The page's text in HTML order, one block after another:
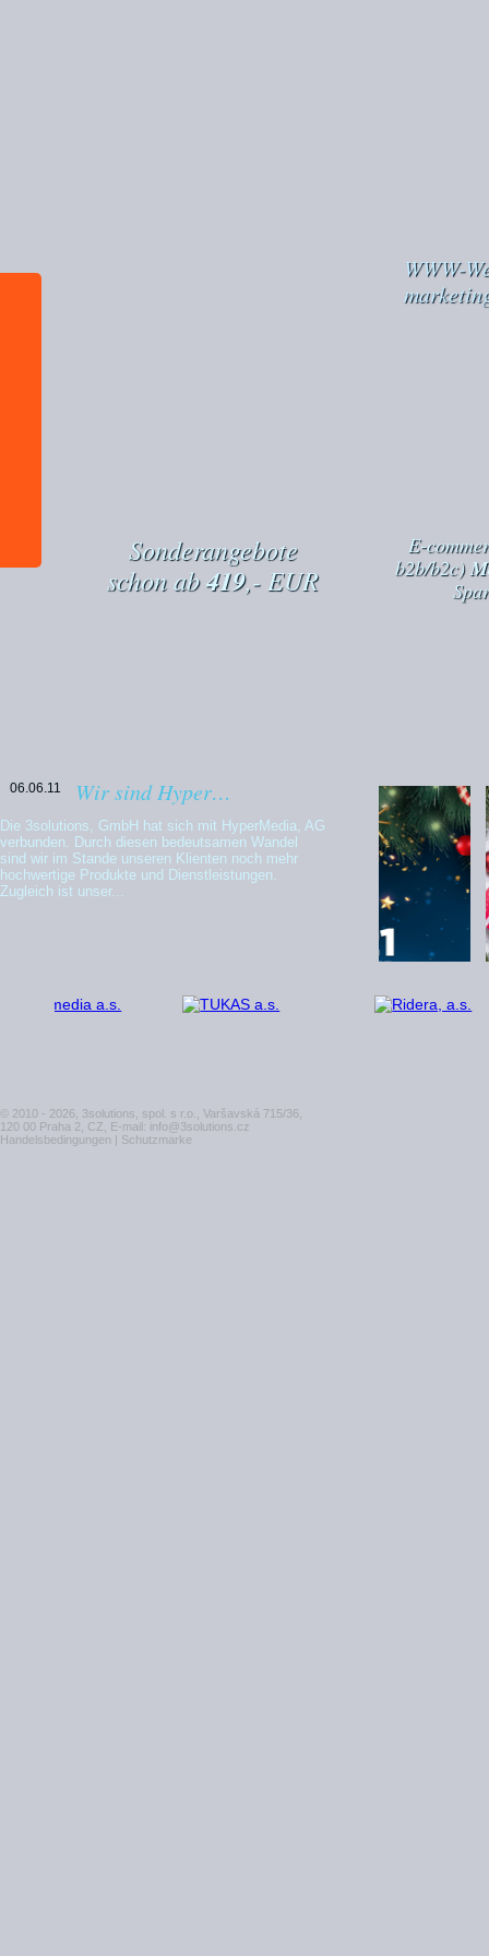
WWW-
Sonderangebote
schon ab419,- EUR
E-
b2b/b2c)
06.06.11 Wir sind Hyper…
Die 3solutions, GmbH hat sich mit HyperMedia, AG
verbunden. Durch diesen bedeutsamen Wandel
sind wir im Stande unseren Klienten noch mehr
hochwertige Produkte und Dienstleistungen.
Zugleich ist unser...
© 2010 - 2026, 3solutions, spol. s r.o., Varšavská 715/36,
120 00 Praha 2, CZ, E-mail: info@3solutions.cz
Handelsbedingungen | Schutzmarke